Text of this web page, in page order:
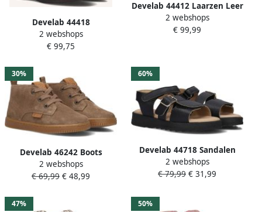
Develab 44418
LaarzenMeisjesKinderlaarsjes
Metallics
2 webshops
€ 99,75
Develab 44412 Laarzen Leer
Meisjes Goudkleurig
2 webshops
€ 99,99
30%
Develab 46242 Boots
Meisjes Camel
2 webshops
€ 69,99 € 48,99
60%
Develab 44718 Sandalen
Meisjes Zwart
2 webshops
€ 79,99 € 31,99
47% 50%